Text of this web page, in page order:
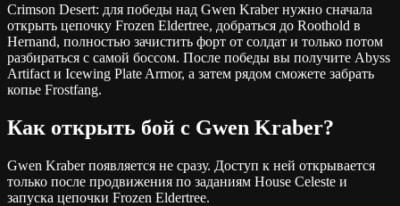
Crimson Desert: для победы над Gwen Kraber нужно сначала
открыть цепочку Frozen Eldertree, добраться до Roothold в
Hernand, полностью зачистить форт от солдат и только потом
разбираться с самой боссом. После победы вы получите Abyss
Artifact и Icewing Plate Armor, а затем рядом сможете забрать
копье Frostfang.
Как открыть бой с Gwen Kraber?
Gwen Kraber появляется не сразу. Доступ к ней открывается
только после продвижения по заданиям House Celeste и
запуска цепочки Frozen Eldertree.